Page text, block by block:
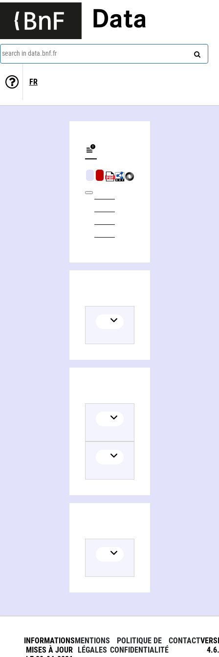
Data
search in data.bnf.fr
FR
INFORMATIONS
MISES À JOUR
MENTIONS
LÉGALES
POLITIQUE DE
CONFIDENTIALITÉ
CONTACT